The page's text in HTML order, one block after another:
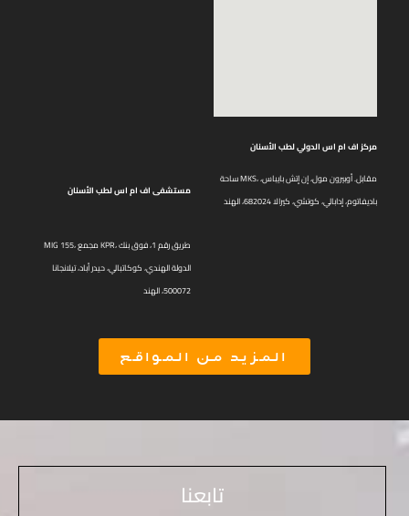
مستشفى اف ام اس لطب الأسنان
MIG 155، مجمع KPR، طريق رقم 1، فوق بنك
الدولة الهندي، كوكاتبالي، حيدر أباد، تيلانجانا
500072، الهند
مركز اف ام اس الدولي لطب الأسنان
ساحة MKS، مقابل. أوبيرون مول، إن إتش بايباس،
باديفاتوم، إدابالي، كوتشي، كيرالا 682024، الهند
المزيد من المواقع
تابعنا